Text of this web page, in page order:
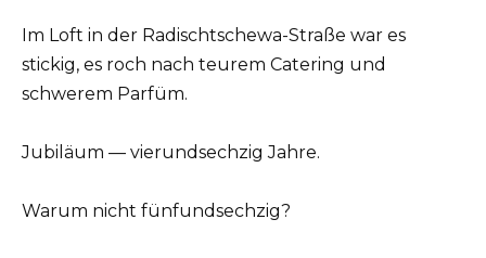
Im Loft in der Radischtschewa-Straße war es
stickig, es roch nach teurem Catering und
schwerem Parfüm.
Jubiläum — vierundsechzig Jahre.
Warum nicht fünfundsechzig?